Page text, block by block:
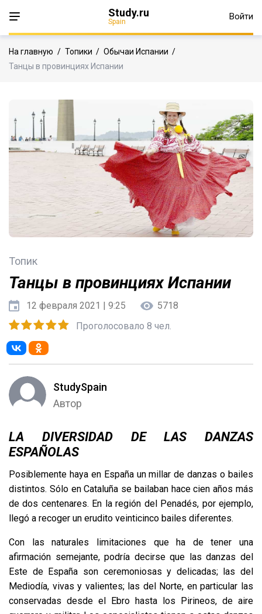
Study.ru
Spain Войти
На главную / Топики / Обычаи Испании /
Танцы в провинциях Испании
Топик
Танцы в провинциях Испании
12 февраля 2021 | 9:25
5718
Проголосовало 8 чел.
StudySpain
Автор
LA DIVERSIDAD DE LAS DANZAS
ESPAÑOLAS
Posiblemente haya en España un millar de danzas o bailes
distintos. Sólo en Cataluña se bailaban hace cien años más
de dos centenares. En la región del Penadés, por ejemplo,
llegó a recoger un erudito veinticinco bailes diferentes.
Con las naturales limitaciones que ha de tener una
afirmación semejante, podría decirse que las danzas del
Este de España son ceremoniosas y delicadas; las del
Mediodía, vivas y valientes; las del Norte, en particular las
conservadas desde el Ebro hasta los Pirineos, de aire